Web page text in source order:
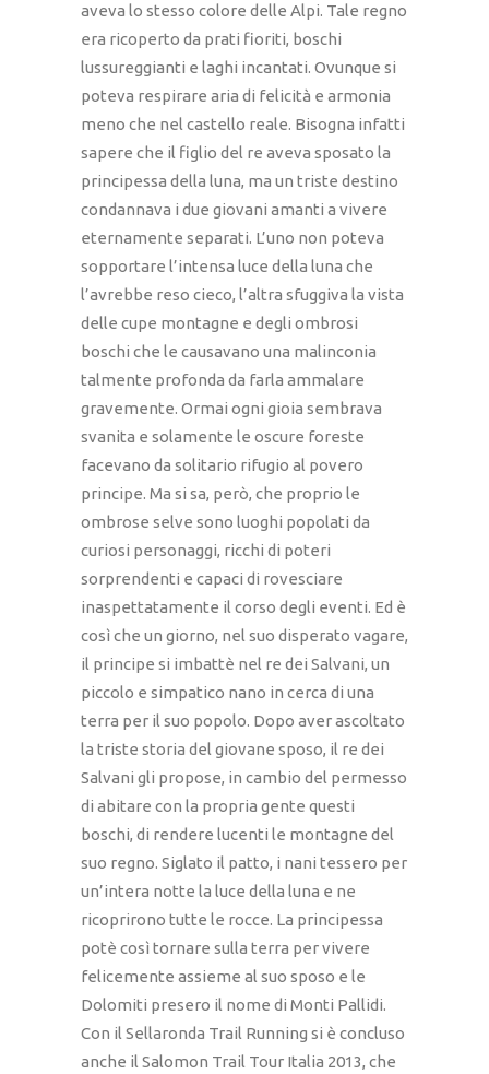
aveva lo stesso colore delle Alpi. Tale regno
era ricoperto da prati fioriti, boschi
lussureggianti e laghi incantati. Ovunque si
poteva respirare aria di felicità e armonia
meno che nel castello reale. Bisogna infatti
sapere che il figlio del re aveva sposato la
principessa della luna, ma un triste destino
condannava i due giovani amanti a vivere
eternamente separati. L’uno non poteva
sopportare l’intensa luce della luna che
l’avrebbe reso cieco, l’altra sfuggiva la vista
delle cupe montagne e degli ombrosi
boschi che le causavano una malinconia
talmente profonda da farla ammalare
gravemente. Ormai ogni gioia sembrava
svanita e solamente le oscure foreste
facevano da solitario rifugio al povero
principe. Ma si sa, però, che proprio le
ombrose selve sono luoghi popolati da
curiosi personaggi, ricchi di poteri
sorprendenti e capaci di rovesciare
inaspettatamente il corso degli eventi. Ed è
così che un giorno, nel suo disperato vagare,
il principe si imbattè nel re dei Salvani, un
piccolo e simpatico nano in cerca di una
terra per il suo popolo. Dopo aver ascoltato
la triste storia del giovane sposo, il re dei
Salvani gli propose, in cambio del permesso
di abitare con la propria gente questi
boschi, di rendere lucenti le montagne del
suo regno. Siglato il patto, i nani tessero per
un’intera notte la luce della luna e ne
ricoprirono tutte le rocce. La principessa
potè così tornare sulla terra per vivere
felicemente assieme al suo sposo e le
Dolomiti presero il nome di Monti Pallidi.
Con il Sellaronda Trail Running si è concluso
anche il Salomon Trail Tour Italia 2013, che